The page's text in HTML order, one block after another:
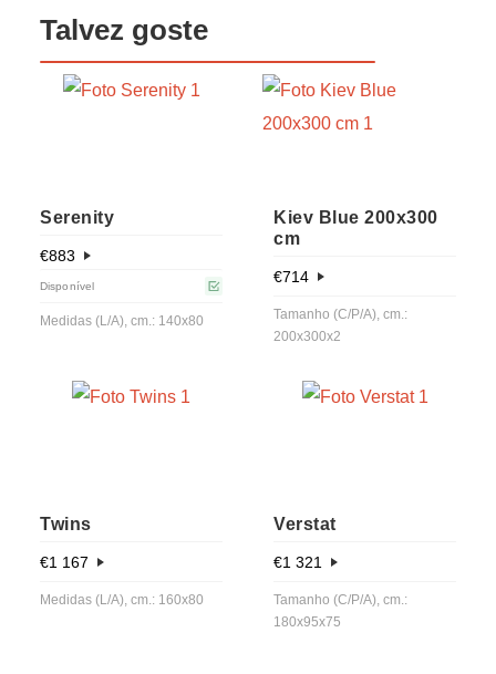
Talvez goste
Serenity
€883
Disponível
Medidas (L/A), cm.: 140x80
Kiev Blue 200x300
cm
€714
Tamanho (C/P/A), cm.:
200x300x2
Twins
€1 167
Medidas (L/A), cm.: 160x80
Verstat
€1 321
Tamanho (C/P/A), cm.:
180x95x75